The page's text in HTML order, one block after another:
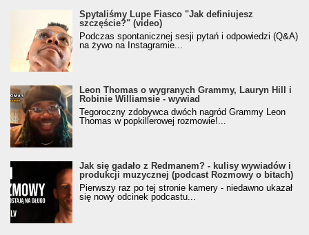
Spytaliśmy Lupe Fiasco "Jak definiujesz
szczęście?" (video)
Podczas spontanicznej sesji pytań i odpowiedzi (Q&A)
na żywo na Instagramie...
Leon Thomas o wygranych Grammy, Lauryn Hill i
Robinie Williamsie - wywiad
Tegoroczny zdobywca dwóch nagród Grammy Leon
Thomas w popkillerowej rozmowie!...
Jak się gadało z Redmanem? - kulisy wywiadów i
produkcji muzycznej (podcast Rozmowy o bitach)
Pierwszy raz po tej stronie kamery - niedawno ukazał
się nowy odcinek podcastu...